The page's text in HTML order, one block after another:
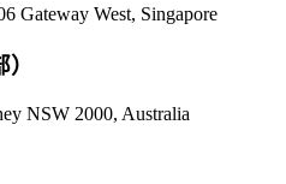
Gateway West, Singapore
NSW 2000, Australia